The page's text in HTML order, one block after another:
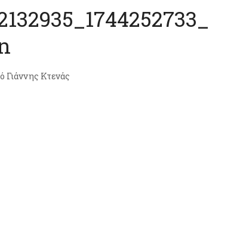
Γιάννης Κτενάς